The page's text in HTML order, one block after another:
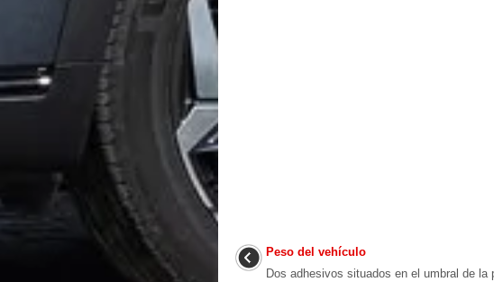
Peso del vehículo
Dos adhesivos situados en el umbral de la